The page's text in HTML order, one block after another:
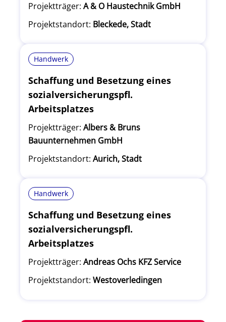
Projektträger: A & O Haustechnik GmbH
Projektstandort: Bleckede, Stadt
Handwerk
Schaffung und Besetzung eines
sozialversicherungspfl.
Arbeitsplatzes
Projektträger: Albers & Bruns
Bauunternehmen GmbH
Projektstandort: Aurich, Stadt
Handwerk
Schaffung und Besetzung eines
sozialversicherungspfl.
Arbeitsplatzes
Projektträger: Andreas Ochs KFZ Service
Projektstandort: Westoverledingen